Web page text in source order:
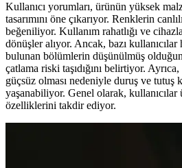
Kullanıcı yorumları, ürünün yüksek
tasarımını öne çıkarıyor. Renklerin
beğeniliyor. Kullanım rahatlığı ve
dönüşler alıyor. Ancak, bazı
bulunan bölümlerin düşünülmüş
çatlama riski taşıdığını belirtiyor.
güçsüz olması nedeniyle duruş ve tutuş
yaşanabiliyor. Genel olarak,
özelliklerini takdir ediyor.